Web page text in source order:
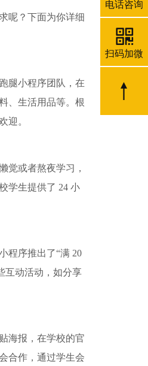
呢？下面为你详细
腿小程序团队，在
、生活用品等。根
迎。
觉或者熬夜学习，
学生提供了 24 小
程序推出了“满 20
互动活动，如分享
海报，在学校的官
合作，通过学生会
电话咨询
扫码加微